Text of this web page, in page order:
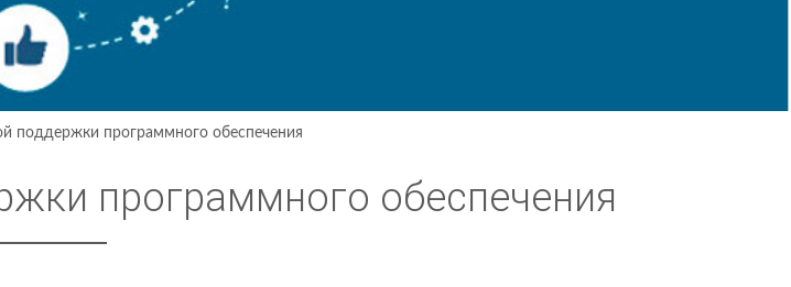
поддержки программного обеспечения
программного обеспечения